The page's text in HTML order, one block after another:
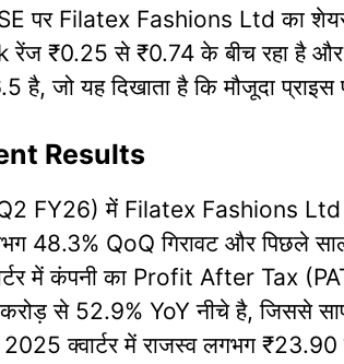
पर Filatex Fashions Ltd का
रेंज ₹0.25 से ₹0.74 के बीच रहा है
है, जो यह दिखाता है कि मौजूदा
Results
में Filatex Fashions Ltd ने
QoQ गिरावट और पिछले
में कंपनी का Profit After Tax
से 52.9% YoY नीचे है, जिससे साफ
क्वार्टर में राजस्व लगभग